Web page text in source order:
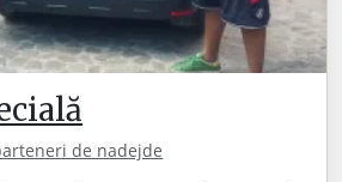
de nadejde